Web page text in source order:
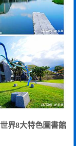
界8大特色圖書館